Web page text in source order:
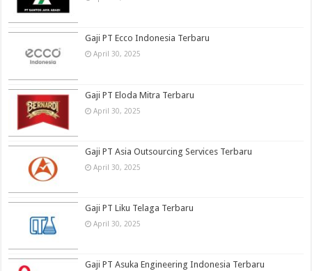
Gaji PT Ecco Indonesia Terbaru
April 30, 2025
Gaji PT Eloda Mitra Terbaru
April 30, 2025
Gaji PT Asia Outsourcing Services Terbaru
April 30, 2025
Gaji PT Liku Telaga Terbaru
April 30, 2025
Gaji PT Asuka Engineering Indonesia Terbaru